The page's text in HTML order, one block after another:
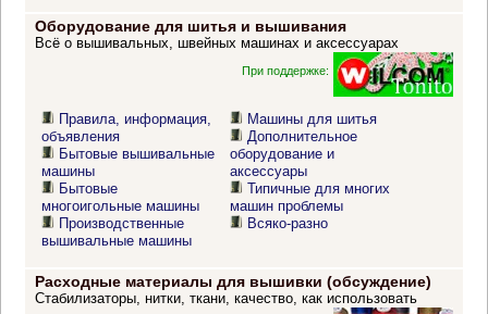
Оборудование для шитья и вышивания
Всё о вышивальных, швейных машинах и аксессуарах
При поддержке:
Правила, информация,
объявления
Бытовые вышивальные
машины
Бытовые
многоигольные машины
Производственные
вышивальные машины
Машины для шитья
Дополнительное
оборудование и
аксессуары
Типичные для многих
машин проблемы
Всяко-разно
Расходные материалы для вышивки (обсуждение)
Стабилизаторы, нитки, ткани, качество, как использовать